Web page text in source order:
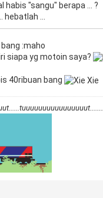
habis "sangu" berapa ... ?
hebatlah ...
:maho
siapa yg motoin saya?
40ribuan bang